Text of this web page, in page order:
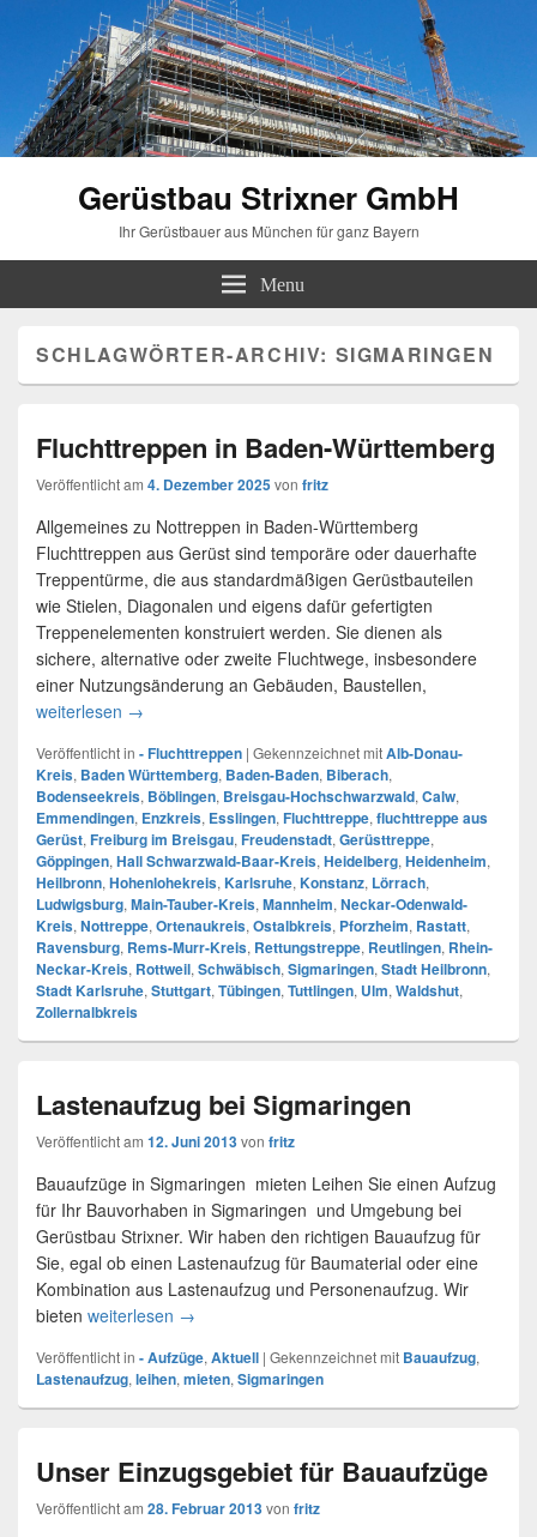
Gerüstbau Strixner GmbH
Ihr Gerüstbauer aus München für ganz Bayern
Menu
SCHLAGWÖRTER-ARCHIV: SIGMARINGEN
Fluchttreppen in Baden-Württemberg
Veröffentlicht am 4. Dezember 2025von fritz
Allgemeines zu Nottreppen in Baden-Württemberg
Fluchttreppen aus Gerüst sind temporäre oder dauerhafte
Treppentürme, die aus standardmäßigen Gerüstbauteilen
wie Stielen, Diagonalen und eigens dafür gefertigten
Treppenelementen konstruiert werden. Sie dienen als
sichere, alternative oder zweite Fluchtwege, insbesondere
einer Nutzungsänderung an Gebäuden, Baustellen,
weiterlesen Fluchttreppen in Baden-Württemberg
→
Veröffentlicht in - Fluchttreppen | Gekennzeichnet mitAlb-Donau-
Kreis, Baden Württemberg, Baden-Baden, Biberach,
Bodenseekreis, Böblingen, Breisgau-Hochschwarzwald, Calw,
Emmendingen, Enzkreis, Esslingen, Fluchttreppe, fluchttreppe aus
Gerüst, Freiburg im Breisgau, Freudenstadt, Gerüsttreppe,
Göppingen, Hall Schwarzwald-Baar-Kreis, Heidelberg, Heidenheim,
Heilbronn, Hohenlohekreis, Karlsruhe, Konstanz, Lörrach,
Ludwigsburg, Main-Tauber-Kreis, Mannheim, Neckar-Odenwald-
Kreis, Nottreppe, Ortenaukreis, Ostalbkreis, Pforzheim, Rastatt,
Ravensburg, Rems-Murr-Kreis, Rettungstreppe, Reutlingen, Rhein-
Neckar-Kreis, Rottweil, Schwäbisch, Sigmaringen, Stadt Heilbronn,
Stadt Karlsruhe, Stuttgart, Tübingen, Tuttlingen, Ulm, Waldshut,
Zollernalbkreis
Lastenaufzug bei Sigmaringen
Veröffentlicht am 12. Juni 2013von fritz
Bauaufzüge in Sigmaringen mieten Leihen Sie einen Aufzug
für Ihr Bauvorhaben in Sigmaringen und Umgebung bei
Gerüstbau Strixner. Wir haben den richtigen Bauaufzug für
Sie, egal ob einen Lastenaufzug für Baumaterial oder eine
Kombination aus Lastenaufzug und Personenaufzug. Wir
bieten weiterlesen Lastenaufzug bei Sigmaringen
→
Veröffentlicht in - Aufzüge, Aktuell | Gekennzeichnet mit Bauaufzug,
Lastenaufzug, leihen, mieten, Sigmaringen
Unser Einzugsgebiet für Bauaufzüge
Veröffentlicht am 28. Februar 2013von fritz